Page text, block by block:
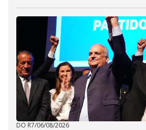
DO R7/06/08/2026